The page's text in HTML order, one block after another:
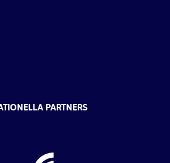
PARTNERS